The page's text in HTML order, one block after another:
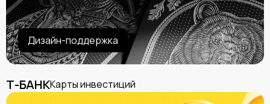
Дизайн-поддержка
Т-БАНККарты инвестиций